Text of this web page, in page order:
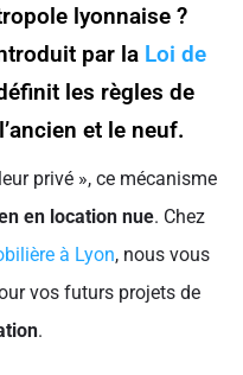
lyonnaise ?
par la Loi de
les règles de
et le neuf.
privé », ce mécanisme
en location nue. Chez
à Lyon, nous vous
vos futurs projets de
.